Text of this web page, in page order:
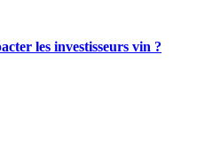
les investisseurs vin ?